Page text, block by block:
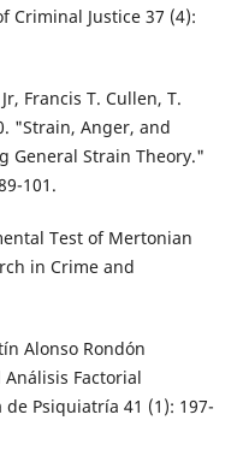
Criminal Justice 37 (4):
Francis T. Cullen, T.
"Strain, Anger, and
General Strain Theory."
101.
Test of Mertonian
in Crime and
Alonso Rondón
Factorial
Psiquiatría 41 (1): 197-